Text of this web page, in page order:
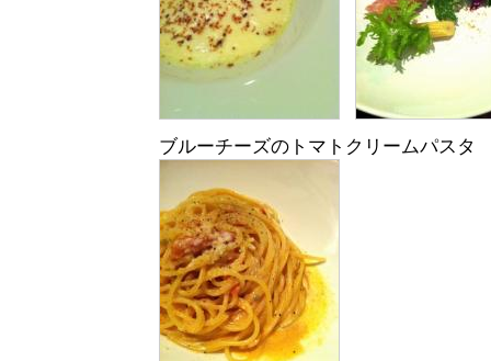
ブルーチーズのトマトクリームパスタ